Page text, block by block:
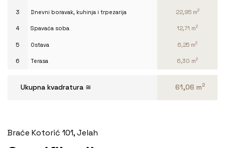
3 Dnevni boravak, kuhinja i trpezarija 22,95 m2
4 Spavaća soba 12,71 m2
5 Ostava 6,25 m2
6 Terasa 6,30 m2
Ukupna kvadratura ≅ 61,06 m2
Braće Kotorić 101, Jelah